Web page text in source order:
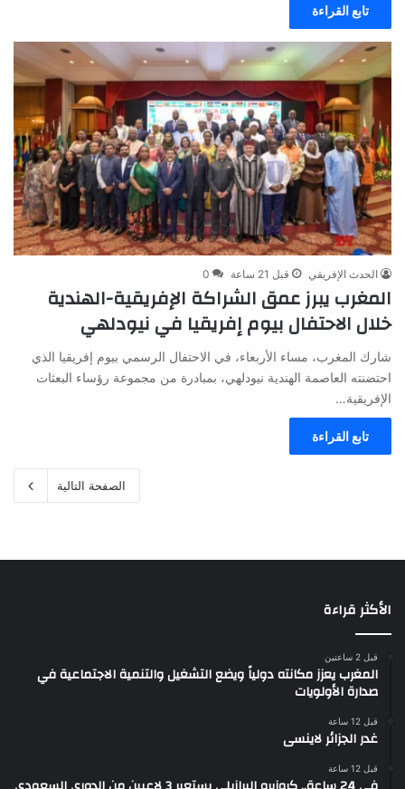
تابع القراءة
الحدث الإفريقي قبل 21 ساعة 0
المغرب يبرز عمق الشراكة الإفريقية-الهندية
خلال الاحتفال بيوم إفريقيا في نيودلهي
شارك المغرب، مساء الأربعاء، في الاحتفال الرسمي بيوم إفريقيا الذي
احتضنته العاصمة الهندية نيودلهي، بمبادرة من مجموعة رؤساء البعثات
الإفريقية…
تابع القراءة
الصفحة التالية
الأكثر قراءة
قبل 2 ساعتين
المغرب يعزز مكانته دولياً ويضع التشغيل والتنمية الاجتماعية في
صدارة الأولويات
قبل 12 ساعة
غدر الجزائر لاينسى
قبل 12 ساعة